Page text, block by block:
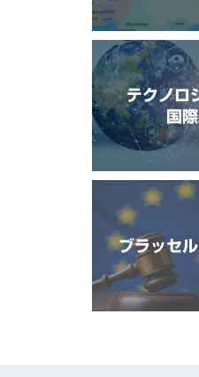
テクノロ
国
ブラッセ